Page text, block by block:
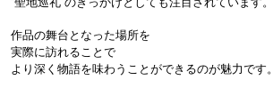
作品の舞台となった場所を
実際に訪れることで
より深く物語を味わうことができるのが魅力です。